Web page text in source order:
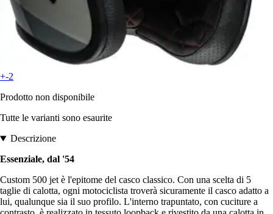
+-2
Prodotto non disponibile
Tutte le varianti sono esaurite
Descrizione
Essenziale, dal '54
Custom 500 jet è l'epitome del casco classico. Con una scelta di 5
taglie di calotta, ogni motociclista troverà sicuramente il casco adatto a
lui, qualunque sia il suo profilo. L'interno trapuntato, con cuciture a